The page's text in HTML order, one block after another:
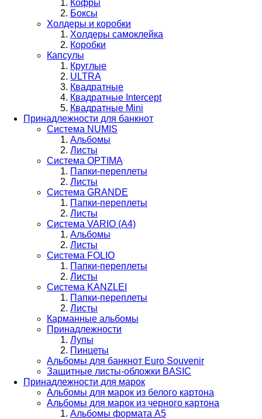
Кофры
Боксы
Холдеры и коробки
Холдеры самоклейка
Коробки
Капсулы
Круглые
ULTRA
Квадратные
Квадратные Intercept
Квадратные Mini
Принадлежности для банкнот
Система NUMIS
Альбомы
Листы
Система OPTIMA
Папки-переплеты
Листы
Система GRANDE
Папки-переплеты
Листы
Система VARIO (A4)
Альбомы
Листы
Система FOLIO
Папки-переплеты
Листы
Система KANZLEI
Папки-переплеты
Листы
Карманные альбомы
Принадлежности
Лупы
Пинцеты
Альбомы для банкнот Euro Souvenir
Защитные листы-обложки BASIC
Принадлежности для марок
Альбомы для марок из белого картона
Альбомы для марок из черного картона
Альбомы формата А5